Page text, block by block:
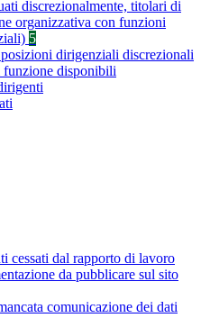
discrezionalmente, titolari di
organizzativa con funzioni
5
dirigenziali discrezionali
funzione disponibili
cessati dal rapporto di lavoro
da pubblicare sul sito
comunicazione dei dati